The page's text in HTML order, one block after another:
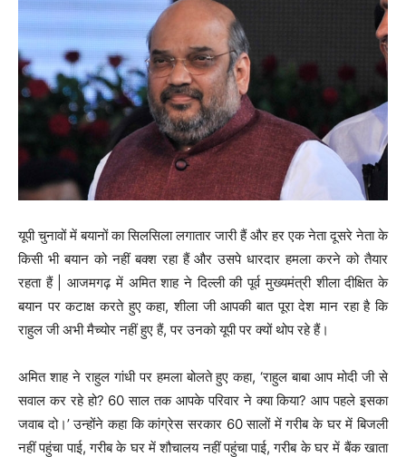
यूपी चुनावों में बयानों का सिलसिला लगातार जारी हैं और हर एक नेता दूसरे नेता के
किसी भी बयान को नहीं बक्श रहा हैं और उसपे धारदार हमला करने को तैयार
रहता हैं | आजमगढ़ में अमित शाह ने दिल्ली की पूर्व मुख्यमंत्री शीला दीक्षित के
बयान पर कटाक्ष करते हुए कहा, शीला जी आपकी बात पूरा देश मान रहा है कि
राहुल जी अभी मैच्योर नहीं हुए हैं, पर उनको यूपी पर क्यों थोप रहे हैं।
अमित शाह ने राहुल गांधी पर हमला बोलते हुए कहा, ‘राहुल बाबा आप मोदी जी से
सवाल कर रहे हो? 60 साल तक आपके परिवार ने क्या किया? आप पहले इसका
जवाब दो।’ उन्होंने कहा कि कांग्रेस सरकार 60 सालों में गरीब के घर में बिजली
नहीं पहुंचा पाई, गरीब के घर में शौचालय नहीं पहुंचा पाई, गरीब के घर में बैंक खाता